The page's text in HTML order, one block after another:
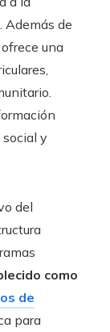
Además de
una
y
del
como
de
para